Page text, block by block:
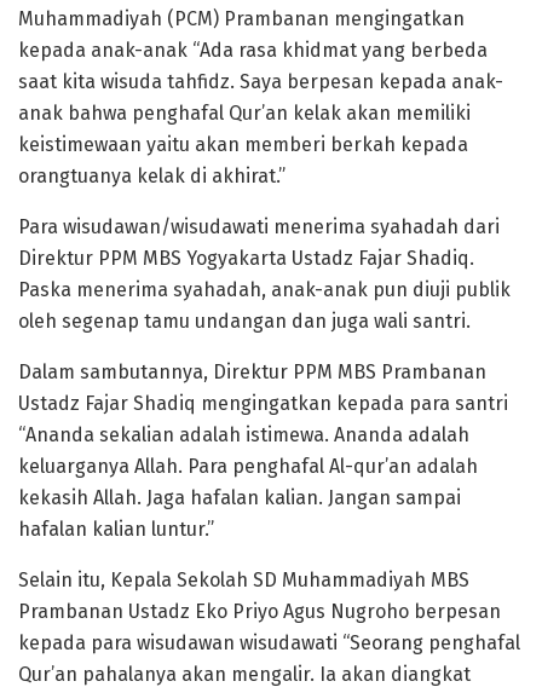
Muhammadiyah (PCM) Prambanan mengingatkan
kepada anak-anak “Ada rasa khidmat yang berbeda
saat kita wisuda tahfidz. Saya berpesan kepada anak-
anak bahwa penghafal Qur’an kelak akan memiliki
keistimewaan yaitu akan memberi berkah kepada
orangtuanya kelak di akhirat.”
Para wisudawan/wisudawati menerima syahadah dari
Direktur PPM MBS Yogyakarta Ustadz Fajar Shadiq.
Paska menerima syahadah, anak-anak pun diuji publik
oleh segenap tamu undangan dan juga wali santri.
Dalam sambutannya, Direktur PPM MBS Prambanan
Ustadz Fajar Shadiq mengingatkan kepada para santri
“Ananda sekalian adalah istimewa. Ananda adalah
keluarganya Allah. Para penghafal Al-qur’an adalah
kekasih Allah. Jaga hafalan kalian. Jangan sampai
hafalan kalian luntur.”
Selain itu, Kepala Sekolah SD Muhammadiyah MBS
Prambanan Ustadz Eko Priyo Agus Nugroho berpesan
kepada para wisudawan wisudawati “Seorang penghafal
Qur’an pahalanya akan mengalir. Ia akan diangkat